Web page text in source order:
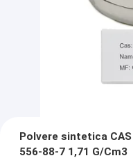
Polvere sintetica
556-88-7 1,71 G/Cm3